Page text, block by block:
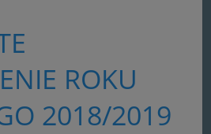
ROKU
2018/2019